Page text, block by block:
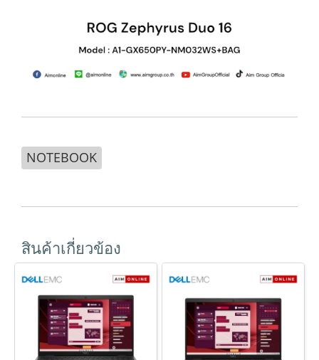
NOTEBOOK
สินค้าเกี่ยวข้อง